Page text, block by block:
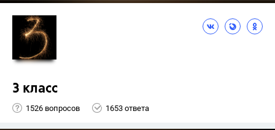
3 класс
1526 вопросов 1653 ответа